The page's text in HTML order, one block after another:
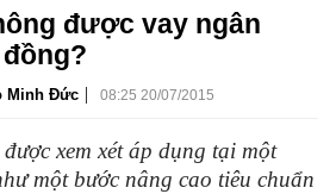
được vay ngân
Minh Đức | 08:25 20/07/2015
xem xét áp dụng tại một
một bước nâng cao tiêu chuẩn